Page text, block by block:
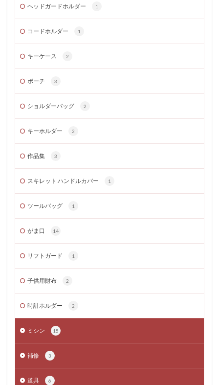
ヘッドガードホルダー 1
コードホルダー 1
キーケース 2
ポーチ 3
ショルダーバッグ 2
キーホルダー 2
作品集 3
スキレット ハンドルカバー 1
ツールバッグ 1
がま口 14
リフトガード 1
子供用財布 2
時計ホルダー 2
ミシン 15
補修 3
道具 6